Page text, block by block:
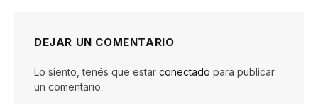
DEJAR UN COMENTARIO
Lo siento, tenés que estar conectado para publicar
un comentario.